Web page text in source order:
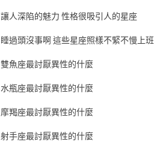
讓人深陷的魅力 性格很吸引人的星座
睡過頭沒事啊 這些星座照樣不緊不慢上班
雙魚座最討厭異性的什麼
水瓶座最討厭異性的什麼
摩羯座最討厭異性的什麼
射手座最討厭異性的什麼